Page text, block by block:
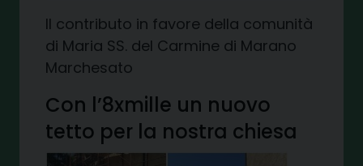
Il contributo in favore della comunità
di Maria SS. del Carmine di Marano
Marchesato
Con l’8xmille un nuovo
tetto per la nostra chiesa